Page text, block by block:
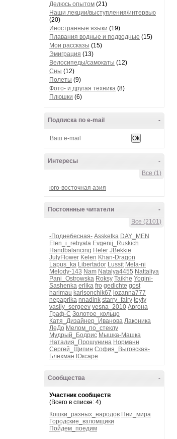
Делюсь опытом (21)
Наши лекции/выступления/интервью
(20)
Иностранные языки (19)
Плавания водные и подводные (15)
Мои рассказы (15)
Эмиграция (13)
Велосипеды/самокаты (12)
Сны (12)
Полеты (9)
Фото- и другая техника (8)
Плюшки (6)
-
Подписка по e-mail
-
Интересы
Все (1)
юго-восточная азия
-
Постоянные читатели
Все (2101)
-Поднебесная- Assketka DAY_MEN
Elen_i_rebyata Evgenij_Ruskich
Handbalancing Heler JBekkie
JulyFlower Kelen Khan-Dragon
Lapus_ka Libertador Lussit Mela-ni
Melody-143 Nam Natalya4455 Nattaliya
Pani_Ostrowska Roksy Taikhe Yogini-
Sashenka erlika fro gedichte gost
harimau karlsonchik67 lozanna777
nepaprika nnadink starry_fairy teyty
vasily_sergeev vesna_2010 Аргона
Граф-С Золотое_кольцо
Катя_Дизайнер_Иванова Лаконика
ЛеДо Мелом_по_стеклу
Мудрый_Бодрис Мышка-Машка
Наталия_Прошунина Норманн
Сергей_Щипин София_Выговская-
Блехман Юксаре
-
Сообщества
Участник сообществ
(Всего в списке: 4)
Кошки_разных_народов Пни_мира
Городские_взломщики
Пойдем_поедим